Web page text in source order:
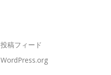
投稿フィード
WordPress.org